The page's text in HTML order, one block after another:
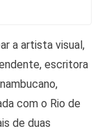
a artista visual,
escritora
com o Rio de
de duas